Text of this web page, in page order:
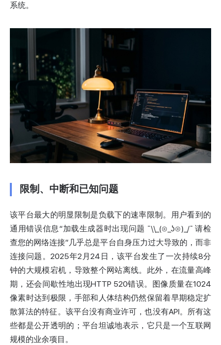
系统。
限制、中断和已知问题
该平台最大的明显限制是负载下的速率限制。用户看到的
通用错误信息“加载生成器时出现问题 ¯\\_(⊙_ʖ⊙)_/¯ 请检
查您的网络连接”几乎总是平台自身压力过大导致的，而非
连接问题。2025年2月24日，该平台发生了一次持续8分
钟的大规模宕机，导致整个网站离线。此外，在流量高峰
期，还会间歇性地出现HTTP 520错误。图像质量在1024
像素时达到极限，手部和人体结构仍然保留着早期稳定扩
散算法的特征。该平台没有商业许可，也没有API。所有这
些都是公开透明的；平台坦诚地表示，它只是一个互联网
规模的业余项目。